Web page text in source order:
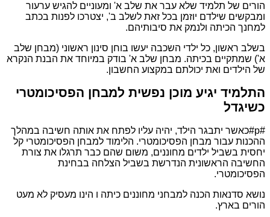
הורים של תלמיד שלא עבר את שלב א' ומעוניים להגיש ערעור
ומבקשים שילדם יוזמן בכל זאת לשלב ב', יצטרכו לפנות בכתב
למחנך הכיתה ולנמק את סיבותיהם.
בשלב ראשון, כל ילדי השכבה יעשו בוחן סינון ראשוני (מבחן שלב
א') שמתקיים בכיתה. מבחן שלב א' בודק במיוחד את הבנת הנקרא
של הילדים ואת יכולתם במקצוע החשבון.
התלמיד יגיע מוכן נפשית למבחן הפסיכומטרי
כשיגדל
#p#כאשר יתבגר הילד, יהיה עליו לפתח את אותה חשיבה במהלך
ההכנות עבור מבחן הפסיכומטרי. הלימוד למבחן הפסיכומטרי קל
יחסית בשביל ילדים מחוננים, משום שהם כבר תרגלו את צורת
החשיבה הראשונית הנדרשת בשביל הצלחה בבחינת
הפסיכומטרי.
נושא סדנאות הכנה למבחני מחוננים כיתה ו הינו מעסיק לא מעט
הורים בארץ.